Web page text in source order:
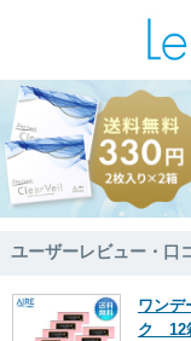
ユーザーレビュー・口
ワンデ
ク 12